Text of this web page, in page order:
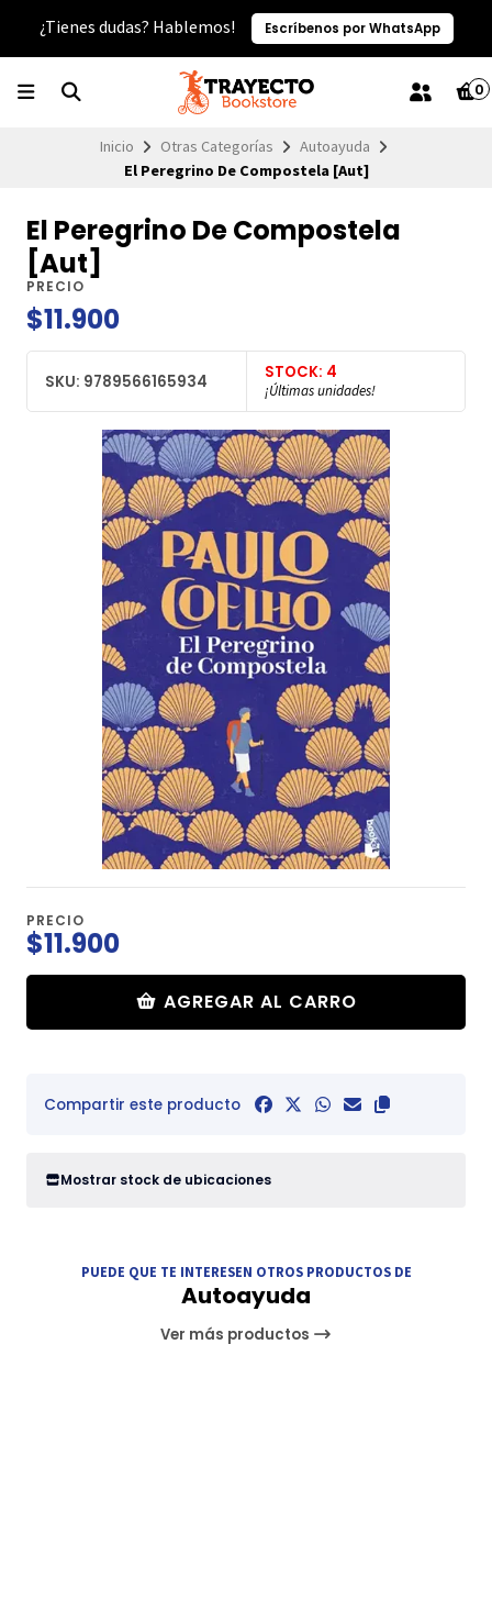
¿Tienes dudas? Hablemos! Escríbenos por WhatsApp
0
Inicio Otras Categorías
Autoayuda
El Peregrino De Compostela [Aut]
El Peregrino De Compostela
[Aut]
PRECIO
$11.900
SKU: 9789566165934 STOCK: 4
¡Últimas unidades!
PRECIO
$11.900
AGREGAR AL CARRO
Compartir este producto
Mostrar stock de ubicaciones
PUEDE QUE TE INTERESEN OTROS PRODUCTOS DE
Autoayuda
Ver más productos